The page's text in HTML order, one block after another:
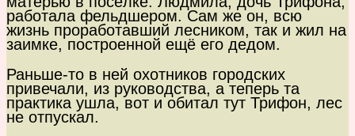
работала фельдшером. Сам же он, всю
жизнь проработавший лесником, так и жил на
заимке, построенной ещё его дедом.
Раньше-то в ней охотников городских
привечали, из руководства, а теперь та
практика ушла, вот и обитал тут Трифон, лес
не отпускал.